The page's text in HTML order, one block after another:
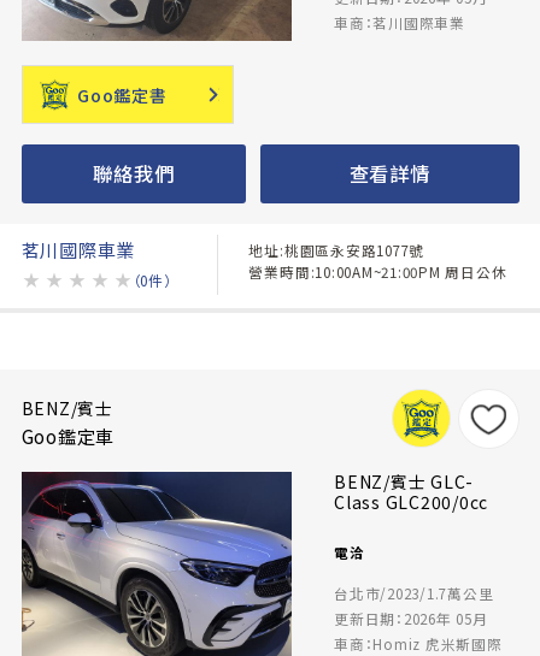
車商：茗川國際車業
Goo鑑定書
聯絡我們 查看詳情
茗川國際車業
★ ★ ★ ★ ★ （0件）
地址:桃園區永安路1077號
營業時間:10:00AM~21:00PM 周日公休
BENZ/賓士
Goo鑑定車
BENZ/賓士 GLC-
Class GLC200/0cc
電洽
台北市/2023/1.7萬公里
更新日期：2026年 05月
車商：Homiz 虎米斯國際